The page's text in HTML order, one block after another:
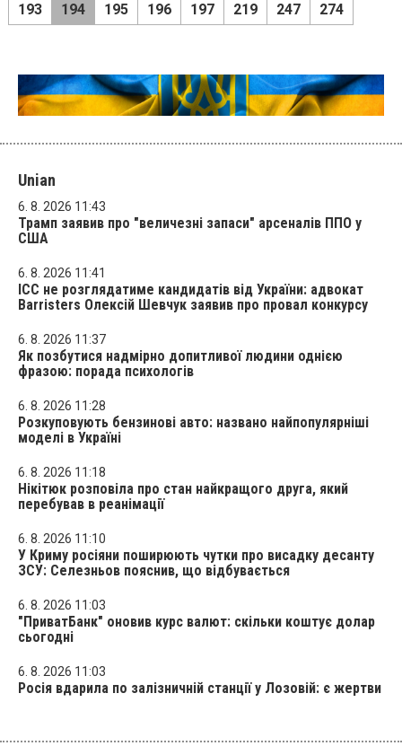
193
194 195 196 197 219 247 274
Unian
6. 8. 2026 11:43
Трамп заявив про "величезні запаси" арсеналів ППО у
США
6. 8. 2026 11:41
ICC не розглядатиме кандидатів від України: адвокат
Barristers Олексій Шевчук заявив про провал конкурсу
6. 8. 2026 11:37
Як позбутися надмірно допитливої людини однією
фразою: порада психологів
6. 8. 2026 11:28
Розкуповують бензинові авто: названо найпопулярніші
моделі в Україні
6. 8. 2026 11:18
Нікітюк розповіла про стан найкращого друга, який
перебував в реанімації
6. 8. 2026 11:10
У Криму росіяни поширюють чутки про висадку десанту
ЗСУ: Селезньов пояснив, що відбувається
6. 8. 2026 11:03
"ПриватБанк" оновив курс валют: скільки коштує долар
сьогодні
6. 8. 2026 11:03
Росія вдарила по залізничній станції у Лозовій: є жертви